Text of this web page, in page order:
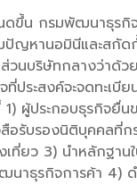
ดขึ้น กรมพัฒนาธุร
ญหานอมินีและสกัด
วนบริษัทกลางว่าด้ว
ประสงค์จะจดทะเบี
ผู้ประกอบธุรกิจยื่
รับรองนิติบุคคลที่
เที่ยว 3) นำหลักฐา
นาธุรกิจการค้า 4)